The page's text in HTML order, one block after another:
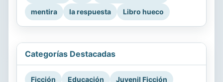
mentira
la respuesta Libro hueco
Categorías Destacadas
Ficción Educación Juvenil Ficción